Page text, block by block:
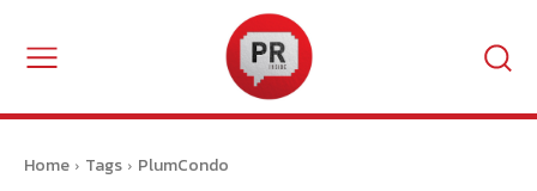
Home Tags PlumCondo